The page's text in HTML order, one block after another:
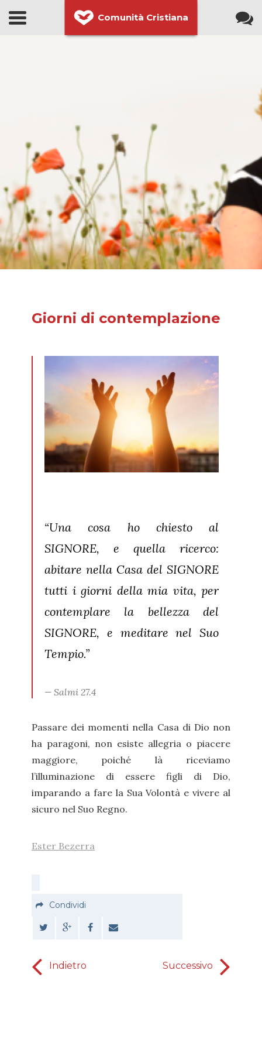
Comunità Cristiana
Giorni di contemplazione
“Una cosa ho chiesto al
SIGNORE, e quella ricerco:
abitare nella Casa del SIGNORE
tutti i giorni della mia vita, per
contemplare la bellezza del
SIGNORE, e meditare nel Suo
Tempio.”
Salmi 27.4
Passare dei momenti nella Casa di Dio non
ha paragoni, non esiste allegria o piacere
maggiore, poiché là riceviamo
l’illuminazione di essere figli di Dio,
imparando a fare la Sua Volontà e vivere al
sicuro nel Suo Regno.
Ester Bezerra
Condividi
Indietro Successivo